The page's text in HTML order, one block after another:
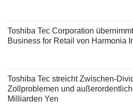
Toshiba Tec Corporation
Business for Retail von Harmonia
Toshiba Tec streicht Zwischen-
Zollproblemen und
Milliarden Yen